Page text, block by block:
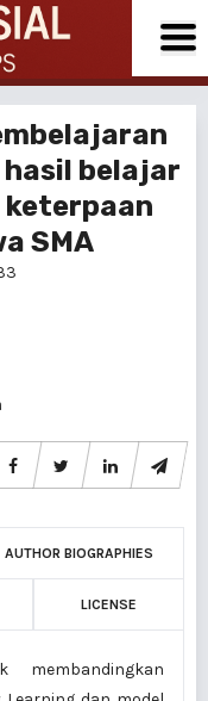
belajar
SMA
AUTHOR BIOGRAPHIES
LICENSE